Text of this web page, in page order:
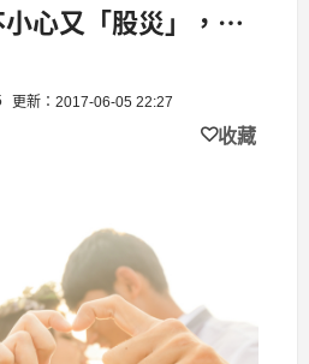
心又「股災」，你
更新：2017-06-05 22:27
收藏